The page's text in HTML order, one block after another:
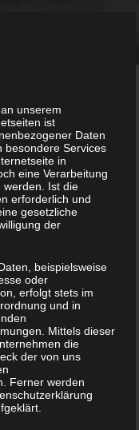
Welt glauben,
ein oder
sehr früh
„das
wir denn
selbst zu
nicht können“?
Oder vielleicht
unserem
ist
Daten
besondere Services
in
eine Verarbeitung
werden. Ist die
erforderlich und
gesetzliche
der
beispielsweise
oder
erfolgt stets im
und in
Mittels dieser
die
der von uns
Ferner werden